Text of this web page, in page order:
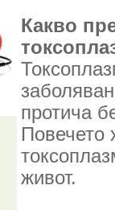
Какво
протича
Повечето
живот.